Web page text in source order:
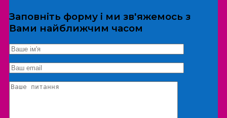
*Дані не передаються третім особам
Екскурсія/локація
Заповніть форму і ми зв'яжемось з
Вами найближчим часом